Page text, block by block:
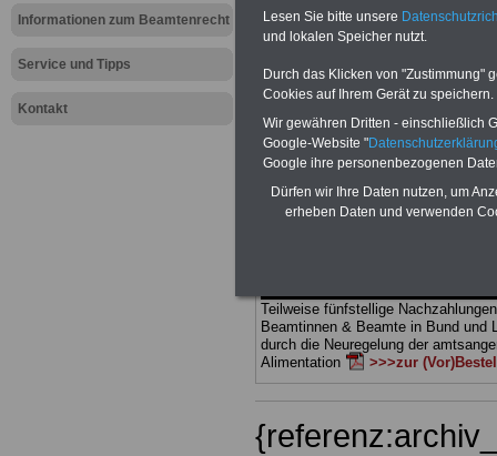
Informationen zum Beamtenrecht
Service und Tipps
Kontakt
Kleidung
BEHÖRDEN-ABOmit drei
und Beamte, Beamten-
(Bund/Länder) sowie Beihilferecht in
Ländern. Alle drei Ratgeber sind
Sachverhalte verständlich (auch für
terinnen und Mitarbeiter des
Teilweise fünfstellige
Beamtinnen & Beamte in Bund und
durch die Neuregelung der
Alimentation
>>>zur
Lesen Sie bitte unsere
und lokalen Speicher nutzt.
Durch das Klicken von "Zustimmung"
Cookies auf Ihrem Gerät zu speichern.
Wir gewähren Dritten - einschließlich
Google-Website "
Google ihre personenbezogenen
Dürfen wir Ihre Daten nutzen, um
erheben Daten und verwenden